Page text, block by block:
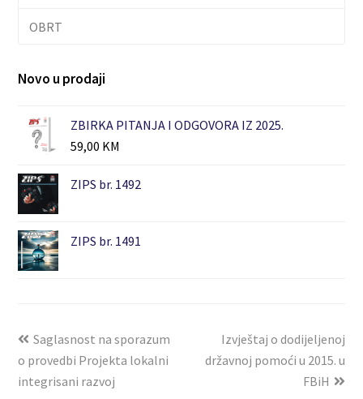
OBRT
Novo u prodaji
ZBIRKA PITANJA I ODGOVORA IZ 2025.
59,00 KM
ZIPS br. 1492
ZIPS br. 1491
Saglasnost na sporazum
o provedbi Projekta lokalni
integrisani razvoj
Izvještaj o dodijeljenoj
državnoj pomoći u 2015. u
FBiH